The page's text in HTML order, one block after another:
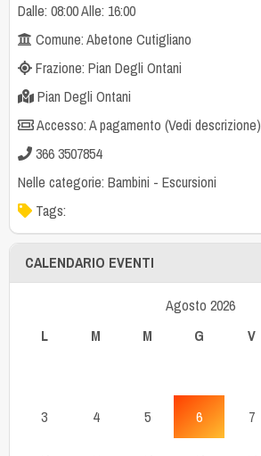
Dalle: 08:00 Alle: 16:00
Comune: Abetone Cutigliano
Frazione: Pian Degli Ontani
Pian Degli Ontani
Accesso: A pagamento (Vedi descrizione)
366 3507854
Nelle categorie: Bambini - Escursioni
Tags:
CALENDARIO EVENTI
Agosto 2026
L
M M G V
3 4 5 6 7